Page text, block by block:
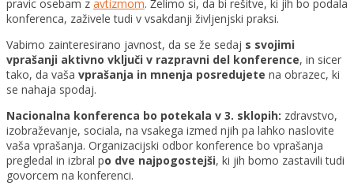
pravic osebam z avtizmom. Želimo si, da bi rešitve, ki jih bo podala
konferenca, zaživele tudi v vsakdanji življenjski praksi.
Vabimo zainteresirano javnost, da se že sedaj s svojimi
vprašanji aktivno vključi v razpravni del konference, in sicer
tako, da vaša vprašanja in mnenja posredujete na obrazec, ki
se nahaja spodaj.
Nacionalna konferenca bo potekala v 3. sklopih: zdravstvo,
izobraževanje, sociala, na vsakega izmed njih pa lahko naslovite
vaša vprašanja. Organizacijski odbor konference bo vprašanja
pregledal in izbral po dve najpogostejši, ki jih bomo zastavili tudi
govorcem na konferenci.